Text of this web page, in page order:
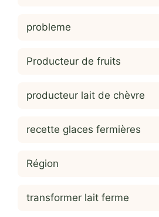
probleme
Producteur de fruits
producteur lait de chèvre
recette glaces fermières
Région
transformer lait ferme